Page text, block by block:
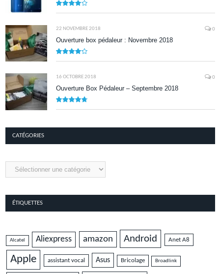
22 NOVEMBRE 2018 0
Ouverture box pédaleur : Novembre 2018
16 OCTOBRE 2018 0
Ouverture Box Pédaleur – Septembre 2018
CATÉGORIES
ÉTIQUETTES
Alcatel Aliexpress amazon Android Anet A8
Apple assistant vocal Asus Bricolage Broadlink